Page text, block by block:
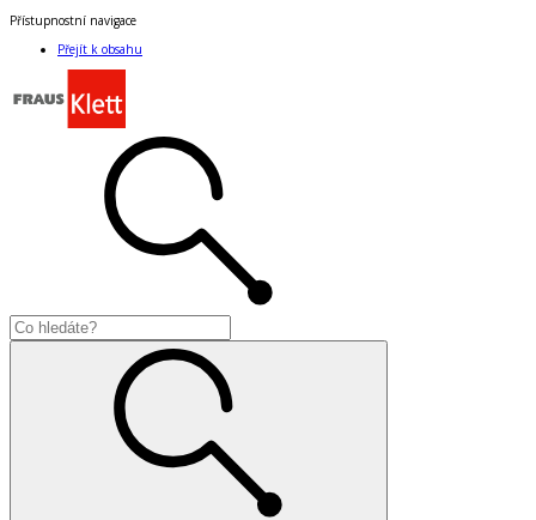
Přístupnostní navigace
Přejít k obsahu